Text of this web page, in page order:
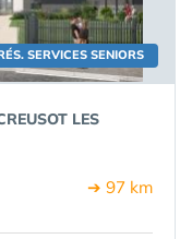
SERVICES SENIORS
LES
➔ 97 km